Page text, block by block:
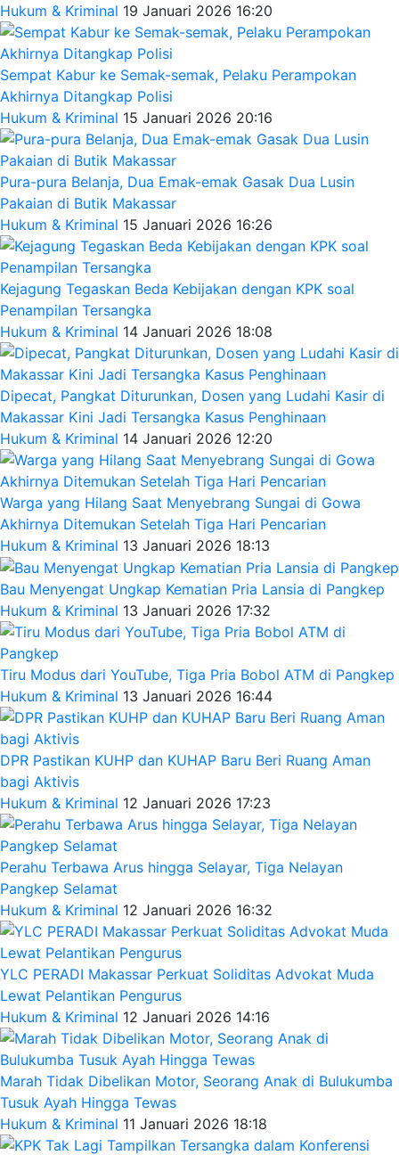
Hukum & Kriminal 19 Januari 2026 16:20
Sempat Kabur ke Semak-semak, Pelaku Perampokan
Akhirnya Ditangkap Polisi
Hukum & Kriminal 15 Januari 2026 20:16
Pura-pura Belanja, Dua Emak-emak Gasak Dua Lusin
Pakaian di Butik Makassar
Hukum & Kriminal 15 Januari 2026 16:26
Kejagung Tegaskan Beda Kebijakan dengan KPK soal
Penampilan Tersangka
Hukum & Kriminal 14 Januari 2026 18:08
Dipecat, Pangkat Diturunkan, Dosen yang Ludahi Kasir di
Makassar Kini Jadi Tersangka Kasus Penghinaan
Hukum & Kriminal 14 Januari 2026 12:20
Warga yang Hilang Saat Menyebrang Sungai di Gowa
Akhirnya Ditemukan Setelah Tiga Hari Pencarian
Hukum & Kriminal 13 Januari 2026 18:13
Bau Menyengat Ungkap Kematian Pria Lansia di Pangkep
Hukum & Kriminal 13 Januari 2026 17:32
Tiru Modus dari YouTube, Tiga Pria Bobol ATM di Pangkep
Hukum & Kriminal 13 Januari 2026 16:44
DPR Pastikan KUHP dan KUHAP Baru Beri Ruang Aman
bagi Aktivis
Hukum & Kriminal 12 Januari 2026 17:23
Perahu Terbawa Arus hingga Selayar, Tiga Nelayan
Pangkep Selamat
Hukum & Kriminal 12 Januari 2026 16:32
YLC PERADI Makassar Perkuat Soliditas Advokat Muda
Lewat Pelantikan Pengurus
Hukum & Kriminal 12 Januari 2026 14:16
Marah Tidak Dibelikan Motor, Seorang Anak di Bulukumba
Tusuk Ayah Hingga Tewas
Hukum & Kriminal 11 Januari 2026 18:18